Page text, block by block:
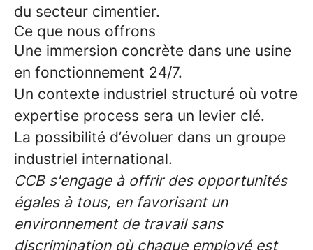
du secteur cimentier.
Ce que nous offrons
Une immersion concrète dans une usine
en fonctionnement 24/7.
Un contexte industriel structuré où votre
expertise process sera un levier clé.
La possibilité d’évoluer dans un groupe
industriel international.
CCB s'engage à offrir des opportunités
égales à tous, en favorisant un
environnement de travail sans
discrimination où chaque employé est